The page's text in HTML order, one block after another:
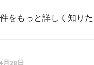
をもっと詳しく知り
月28日